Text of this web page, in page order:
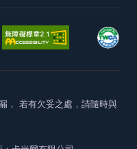
， 若有欠妥之處，請隨時與